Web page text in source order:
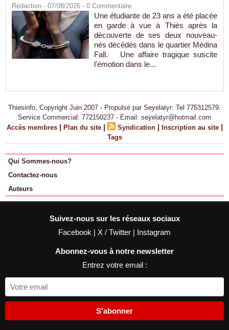
Rédaction - 07/08/2026 - 0 Commentaire
Une étudiante de 23 ans a été placée
en garde à vue à Thiès après la
découverte de ses deux nouveau-
nés décédés dans le quartier Médina
Fall. Une affaire tragique suscite
l’émotion dans le...
Thiesinfo, Copyright Juin 2007 - Propulsé par Seyelatyr: Tel 775312579.
Service Commercial: 772150237 - Email: seyelatyr@hotmail.com
Accès membres | Plan du site | Syndication | Inscription au site |
Tags
Qui Sommes-nous?
Contactez-nous
Auteurs
Suivez-nous sur les réseaux sociaux
Facebook | X / Twitter | Instagram
Abonnez-vous à notre newsletter
Entrez votre email :
S'abonner